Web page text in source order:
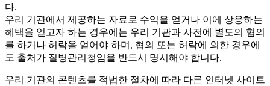
다.
우리 기관에서 제공하는 자료로 수익을 얻거나 이에 상응하는
혜택을 얻고자 하는 경우에는 우리 기관과 사전에 별도의 협의
를 하거나 허락을 얻어야 하며, 협의 또는 허락에 의한 경우에
도 출처가 질병관리청임을 반드시 명시해야 합니다.
우리 기관의 콘텐츠를 적법한 절차에 따라 다른 인터넷 사이트